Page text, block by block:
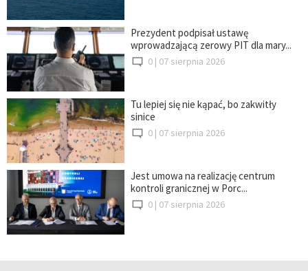
Prezydent podpisał ustawę
wprowadzającą zerowy PIT dla mary...
0 | 07 sierpnia 2026
Tu lepiej się nie kąpać, bo zakwitły
sinice
0 | 07 sierpnia 2026
Jest umowa na realizację centrum
kontroli granicznej w Porc...
0 | 07 sierpnia 2026